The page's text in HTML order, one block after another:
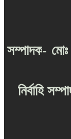
সম্পাদক- মোঃ
নির্বাহি